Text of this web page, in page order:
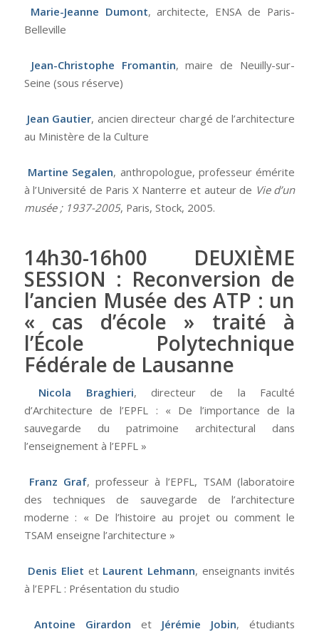
Marie-Jeanne Dumont, architecte, ENSA de Paris-
Belleville
Jean-Christophe Fromantin, maire de Neuilly-sur-
Seine (sous réserve)
Jean Gautier, ancien directeur chargé de l’architecture
au Ministère de la Culture
Martine Segalen, anthropologue, professeur émérite
à l’Université de Paris X Nanterre et auteur de Vie d’un
musée ; 1937-2005, Paris, Stock, 2005.
14h30-16h00 DEUXIÈME
SESSION : Reconversion de
l’ancien Musée des ATP : un
« cas d’école » traité à
l’École Polytechnique
Fédérale de Lausanne
Nicola Braghieri, directeur de la Faculté
d’Architecture de l’EPFL : « De l’importance de la
sauvegarde du patrimoine architectural dans
l’enseignement à l’EPFL »
Franz Graf, professeur à l’EPFL, TSAM (laboratoire
des techniques de sauvegarde de l’architecture
moderne : « De l’histoire au projet ou comment le
TSAM enseigne l’architecture »
Denis Eliet et Laurent Lehmann, enseignants invités
à l’EPFL : Présentation du studio
Antoine Girardon et Jérémie Jobin, étudiants